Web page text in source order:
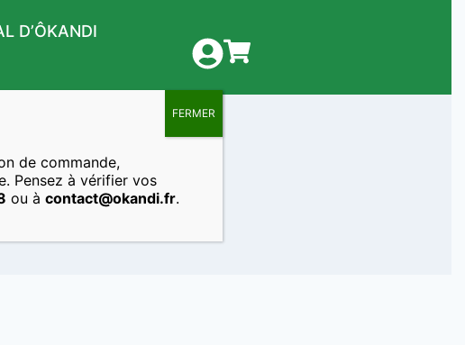
D’ÔKANDI
de commande,
Pensez à vérifier vos
ou à contact@okandi.fr.
FERMER